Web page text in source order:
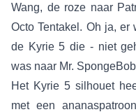
Wang, de roze naar
Octo Tentakel. Oh ja,
de Kyrie 5 die - niet
was naar Mr.
Het Kyrie 5 silhouet
met een